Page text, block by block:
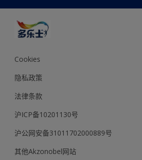
绿色工厂
抖音官方旗舰店
创意灵感
装修建议
可持续发展
多乐士2025年度色彩 - 金盏黄
颜色准确性
Cookies
隐私政策
法律条款
沪ICP备10201130号
沪公网安备31011702000889号
其他Akzonobel网站